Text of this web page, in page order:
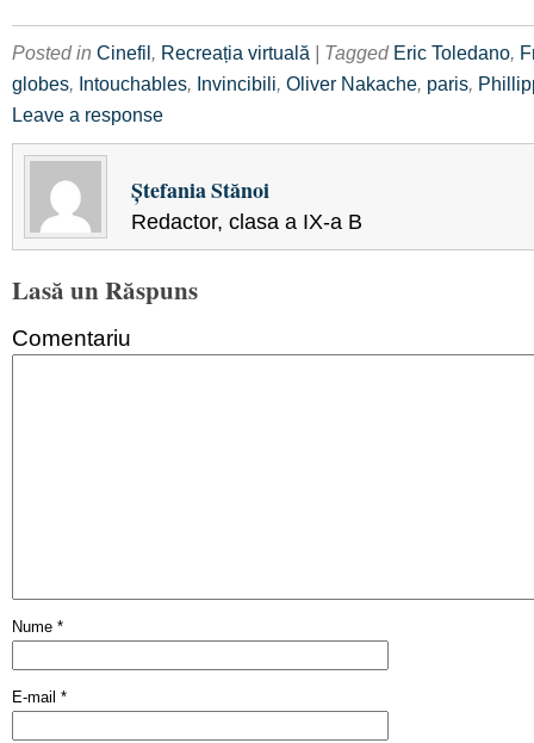
Posted in Cinefil, Recreația virtuală | Tagged Eric Toledano,
globes, Intouchables, Invincibili, Oliver Nakache, paris,
Leave a response
Ştefania Stănoi
Redactor, clasa a IX-a B
Lasă un Răspuns
Comentariu
Nume *
E-mail *